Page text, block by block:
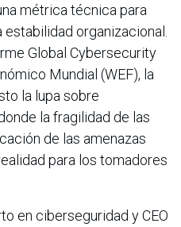
métrica técnica para
organizacional.
Global Cybersecurity
Mundial (WEF), la
la lupa sobre
la fragilidad de las
de las amenazas
para los tomadores
en ciberseguridad y CEO